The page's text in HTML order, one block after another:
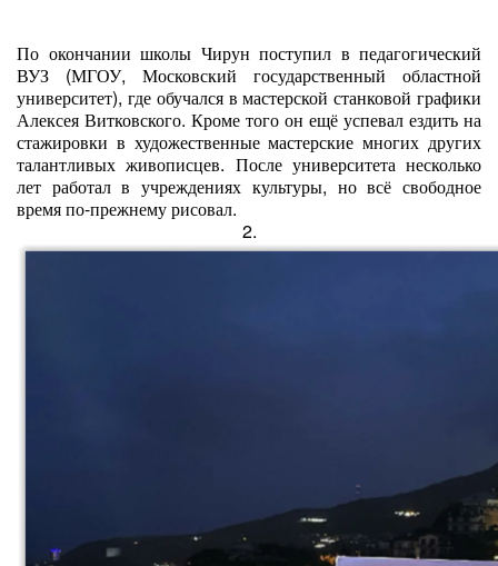
По окончании школы Чирун поступил в педагогический
ВУЗ (МГОУ, Московский государственный областной
университет), где обучался в мастерской станковой графики
Алексея Витковского. Кроме того он ещё успевал ездить на
стажировки в художественные мастерские многих других
талантливых живописцев. После университета несколько
лет работал в учреждениях культуры, но всё свободное
время по-прежнему рисовал.
2.